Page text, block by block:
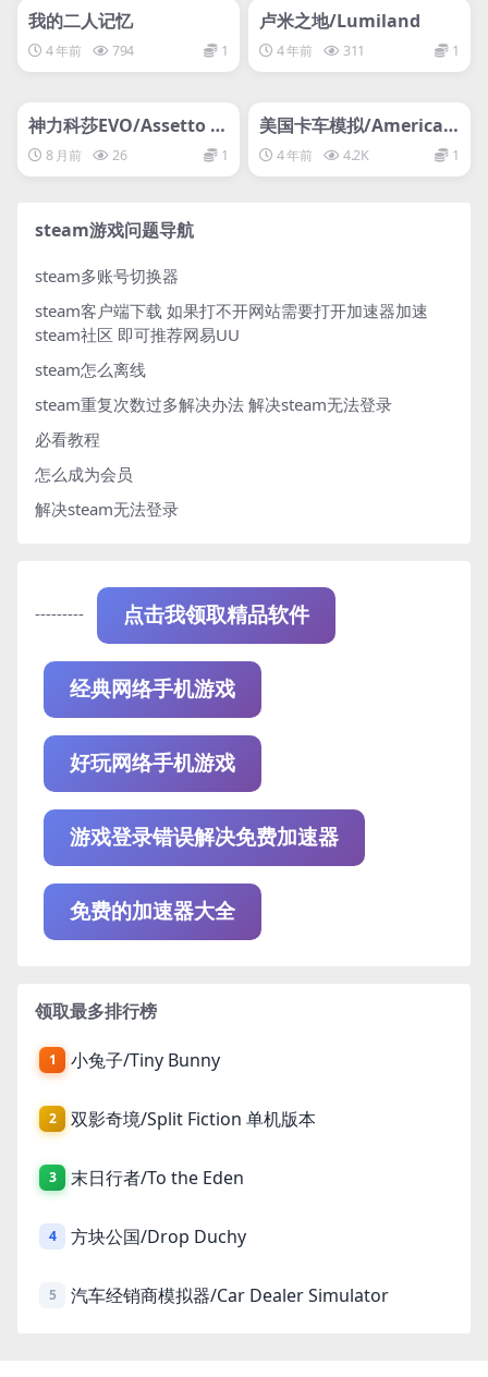
我的二人记忆
4 年前 794 1
网盘下载游戏
卢米之地/Lumiland
4 年前 311 1
神力科莎EVO/Assetto C
orsa EVO
8 月前 26 1
支持网络联机
美国卡车模拟/American
Truck Simulator/支持网
络联机
4 年前 4.2K 1
steam游戏问题导航
steam多账号切换器
steam客户端下载 如果打不开网站需要打开加速器加速
steam社区 即可推荐网易UU
steam怎么离线
steam重复次数过多解决办法 解决steam无法登录
必看教程
怎么成为会员
解决steam无法登录
--------- 点击我领取精品软件
经典网络手机游戏
好玩网络手机游戏
游戏登录错误解决免费加速器
免费的加速器大全
领取最多排行榜
1 小兔子/Tiny Bunny
2 双影奇境/Split Fiction 单机版本
3 末日行者/To the Eden
4 方块公国/Drop Duchy
5 汽车经销商模拟器/Car Dealer Simulator